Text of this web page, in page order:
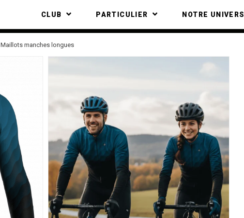
CLUB PARTICULIER NOTRE UNIVERS
Maillots manches longues